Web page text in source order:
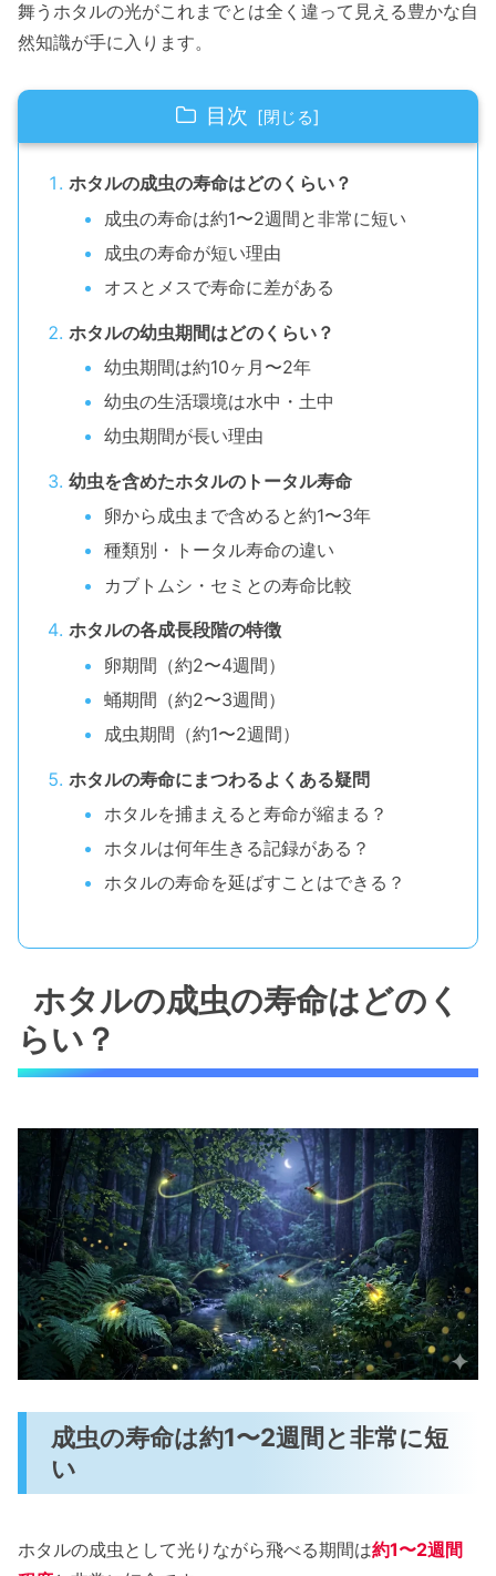
舞うホタルの光がこれまでとは全く違って見える豊かな自
然知識が手に入ります。
目次
ホタルの成虫の寿命はどのくらい？
成虫の寿命は約1〜2週間と非常に短い
成虫の寿命が短い理由
オスとメスで寿命に差がある
ホタルの幼虫期間はどのくらい？
幼虫期間は約10ヶ月〜2年
幼虫の生活環境は水中・土中
幼虫期間が長い理由
幼虫を含めたホタルのトータル寿命
卵から成虫まで含めると約1〜3年
種類別・トータル寿命の違い
カブトムシ・セミとの寿命比較
ホタルの各成長段階の特徴
卵期間（約2〜4週間）
蛹期間（約2〜3週間）
成虫期間（約1〜2週間）
ホタルの寿命にまつわるよくある疑問
ホタルを捕まえると寿命が縮まる？
ホタルは何年生きる記録がある？
ホタルの寿命を延ばすことはできる？
ホタルの成虫の寿命はどのく
らい？
成虫の寿命は約1〜2週間と非常に短
い
ホタルの成虫として光りながら飛べる期間は約1〜2週間